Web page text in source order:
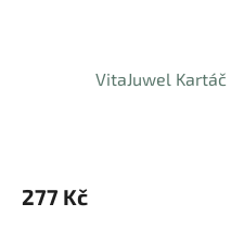
VitaJuwel
277 Kč